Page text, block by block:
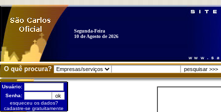
Segunda-Feira
10 de Agosto de 2026
O quê procura?
Usuário:
Senha:
esqueceu os dados?
cadastre-se gratuitamente